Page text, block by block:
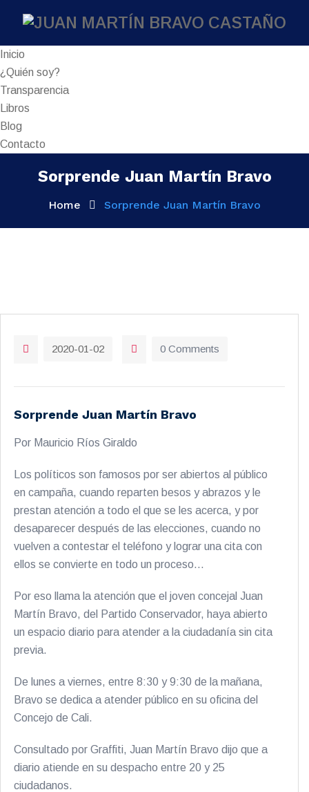
Inicio
¿Quién soy?
Transparencia
Libros
Blog
Contacto
Sorprende Juan Martín Bravo
Home Sorprende Juan Martín Bravo
2020-01-02 0 Comments
Sorprende Juan Martín Bravo
Por Mauricio Ríos Giraldo
Los políticos son famosos por ser abiertos al público
en campaña, cuando reparten besos y abrazos y le
prestan atención a todo el que se les acerca, y por
desaparecer después de las elecciones, cuando no
vuelven a contestar el teléfono y lograr una cita con
ellos se convierte en todo un proceso…
Por eso llama la atención que el joven concejal Juan
Martín Bravo, del Partido Conservador, haya abierto
un espacio diario para atender a la ciudadanía sin cita
previa.
De lunes a viernes, entre 8:30 y 9:30 de la mañana,
Bravo se dedica a atender público en su oficina del
Concejo de Cali.
Consultado por Graffiti, Juan Martín Bravo dijo que a
diario atiende en su despacho entre 20 y 25
ciudadanos.